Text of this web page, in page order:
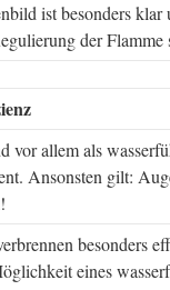
ist besonders
der Flamme
vor allem als
Ansonsten gilt:
besonders
eines